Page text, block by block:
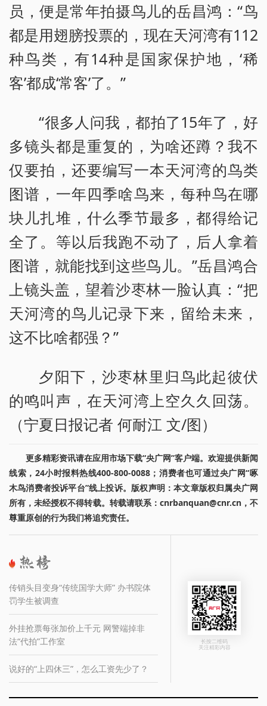
员，便是常年拍摄鸟儿的岳昌鸿：“鸟
都是用翅膀投票的，现在天河湾有112
种鸟类，有14种是国家保护地，‘稀
客’都成‘常客’了。”
“很多人问我，都拍了15年了，好
多镜头都是重复的，为啥还蹲？我不
仅要拍，还要编写一本天河湾的鸟类
图谱，一年四季啥鸟来，每种鸟在哪
块儿扎堆，什么季节最多，都得给记
全了。等以后我跑不动了，后人拿着
图谱，就能找到这些鸟儿。”岳昌鸿合
上镜头盖，望着沙枣林一脸认真：“把
天河湾的鸟儿记录下来，留给未来，
这不比啥都强？”
夕阳下，沙枣林里归鸟此起彼伏
的鸣叫声，在天河湾上空久久回荡。
（宁夏日报记者 何耐江 文/图）
更多精彩资讯请在应用市场下载“央广网”客户端。欢迎提供新闻
线索，24小时报料热线400-800-0088；消费者也可通过央广网“啄
木鸟消费者投诉平台”线上投诉。版权声明：本文章版权归属央广网
所有，未经授权不得转载。转载请联系：cnrbanquan@cnr.cn，不
尊重原创的行为我们将追究责任。
传销头目变身“传统国学大师” 办书院体
罚学生被调查
外挂抢票每张加价上千元 网警端掉非
法“代拍”工作室
说好的“上四休三”，怎么工资先少了？
长按二维码
关注精彩内容